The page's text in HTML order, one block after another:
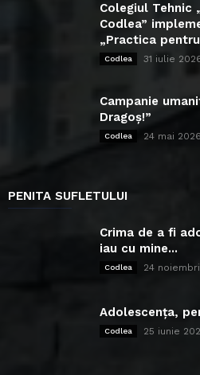
Colegiul Tehnic
Codlea”
„Practica
Codlea 31 iulie
Campanie
Dragoș!”
Codlea 24 mai 2026
PENITA SUFLETULUI
Crima de a fi
iau cu mine...
Codlea 24
Adolescența,
Codlea 25 iunie